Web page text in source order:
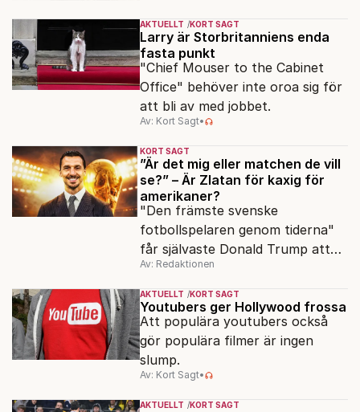
AKTUELLT KORT SAGT
Larry är Storbritanniens enda
fasta punkt
"Chief Mouser to the Cabinet
Office" behöver inte oroa sig för
att bli av med jobbet.
Av: Kort Sagt•
KORT SAGT
”Är det mig eller matchen de vill
se?” – Är Zlatan för kaxig för
amerikaner?
"Den främste svenske
fotbollspelaren genom tiderna"
får självaste Donald Trump att
rodna.
Av: Redaktionen
AKTUELLT KORT SAGT
Youtubers ger Hollywood frossa
Att populära youtubers också
gör populära filmer är ingen
slump.
Av: Kort Sagt•
AKTUELLT KORT SAGT